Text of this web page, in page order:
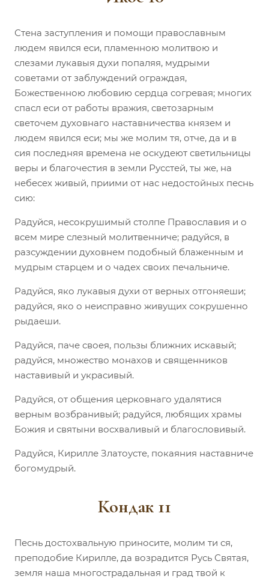
Стена заступления и помощи православным
людем явился еси, пламенною молитвою и
слезами лукавыя духи попаляя, мудрыми
советами от заблуждений ограждая,
Божественною любовию сердца согревая; многих
спасл еси от работы вражия, светозарным
светочем духовнаго наставничества князем и
людем явился еси; мы же молим тя, отче, да и в
сия последняя времена не оскудеют светильницы
веры и благочестия в земли Русстей, ты же, на
небесех живый, приими от нас недостойных песнь
сию:
Радуйся, несокрушимый столпе Православия и о
всем мире слезный молитвенниче; радуйся, в
разсуждении духовнем подобный блаженным и
мудрым старцем и о чадех своих печальниче.
Радуйся, яко лукавыя духи от верных отгоняеши;
радуйся, яко о неисправно живущих сокрушенно
рыдаеши.
Радуйся, паче своея, пользы ближних искавый;
радуйся, множество монахов и священников
наставивый и украсивый.
Радуйся, от общения церковнаго удалятися
верным возбранивый; радуйся, любящих храмы
Божия и святыни восхваливый и благословивый.
Радуйся, Кирилле Златоусте, покаяния наставниче
богомудрый.
Кондак 11
Песнь достохвальную приносите, молим ти ся,
преподобие Кирилле, да возрадится Русь Святая,
земля наша многострадальная и град твой к